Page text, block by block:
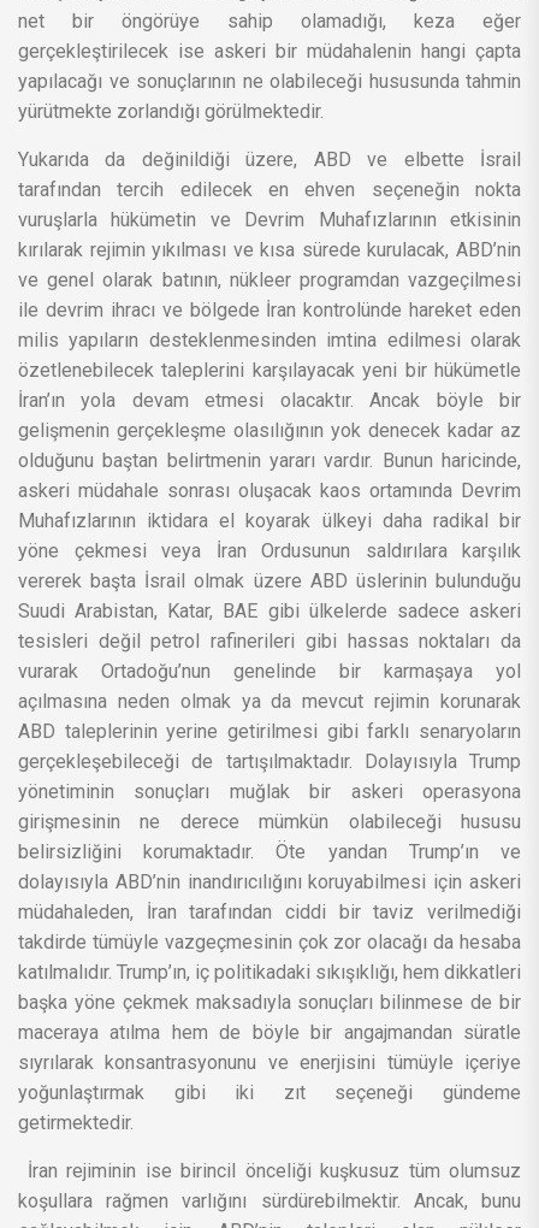
net bir öngörüye sahip olamadığı, keza eğer
gerçekleştirilecek ise askeri bir müdahalenin hangi çapta
yapılacağı ve sonuçlarının ne olabileceği hususunda tahmin
yürütmekte zorlandığı görülmektedir.
Yukarıda da değinildiği üzere, ABD ve elbette İsrail
tarafından tercih edilecek en ehven seçeneğin nokta
vuruşlarla hükümetin ve Devrim Muhafızlarının etkisinin
kırılarak rejimin yıkılması ve kısa sürede kurulacak, ABD’nin
ve genel olarak batının, nükleer programdan vazgeçilmesi
ile devrim ihracı ve bölgede İran kontrolünde hareket eden
milis yapıların desteklenmesinden imtina edilmesi olarak
özetlenebilecek taleplerini karşılayacak yeni bir hükümetle
İran’ın yola devam etmesi olacaktır. Ancak böyle bir
gelişmenin gerçekleşme olasılığının yok denecek kadar az
olduğunu baştan belirtmenin yararı vardır. Bunun haricinde,
askeri müdahale sonrası oluşacak kaos ortamında Devrim
Muhafızlarının iktidara el koyarak ülkeyi daha radikal bir
yöne çekmesi veya İran Ordusunun saldırılara karşılık
vererek başta İsrail olmak üzere ABD üslerinin bulunduğu
Suudi Arabistan, Katar, BAE gibi ülkelerde sadece askeri
tesisleri değil petrol rafinerileri gibi hassas noktaları da
vurarak Ortadoğu’nun genelinde bir karmaşaya yol
açılmasına neden olmak ya da mevcut rejimin korunarak
ABD taleplerinin yerine getirilmesi gibi farklı senaryoların
gerçekleşebileceği de tartışılmaktadır. Dolayısıyla Trump
yönetiminin sonuçları muğlak bir askeri operasyona
girişmesinin ne derece mümkün olabileceği hususu
belirsizliğini korumaktadır. Öte yandan Trump’ın ve
dolayısıyla ABD’nin inandırıcılığını koruyabilmesi için askeri
müdahaleden, İran tarafından ciddi bir taviz verilmediği
takdirde tümüyle vazgeçmesinin çok zor olacağı da hesaba
katılmalıdır. Trump’ın, iç politikadaki sıkışıklığı, hem dikkatleri
başka yöne çekmek maksadıyla sonuçları bilinmese de bir
maceraya atılma hem de böyle bir angajmandan süratle
sıyrılarak konsantrasyonunu ve enerjisini tümüyle içeriye
yoğunlaştırmak gibi iki zıt seçeneği gündeme
getirmektedir.
İran rejiminin ise birincil önceliği kuşkusuz tüm olumsuz
koşullara rağmen varlığını sürdürebilmektir. Ancak, bunu